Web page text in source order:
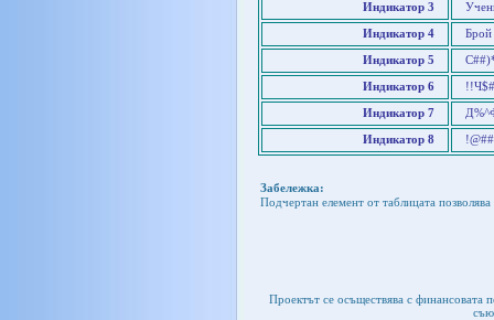
Индикатор 3
Индикатор 4 Брой
Индикатор 5
Индикатор 6
Индикатор 7
Индикатор 8
Забележка:
Подчертан елемент от таблицата
Проектът се осъществява с финансовата